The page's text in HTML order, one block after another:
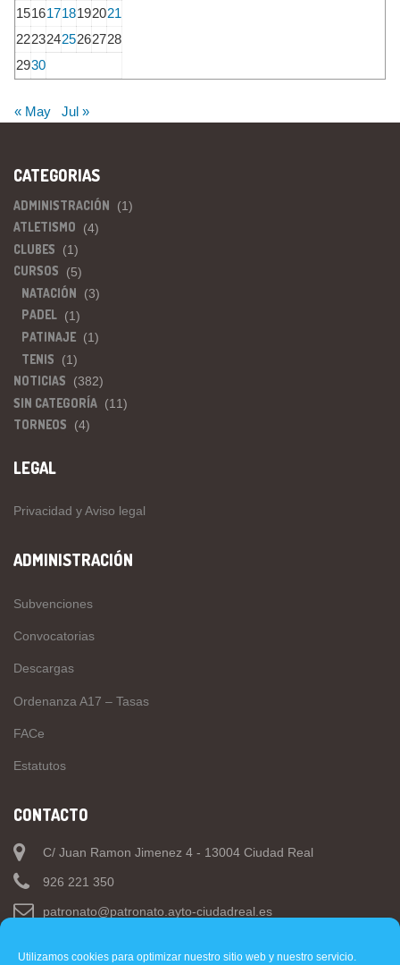
Utilizamos cookies para optimizar nuestro sitio web y nuestro servicio.
15161718192021
22232425262728
2930
« May Jul »
CATEGORIAS
ADMINISTRACIÓN (1)
ATLETISMO (4)
CLUBES (1)
CURSOS (5)
NATACIÓN (3)
PADEL (1)
PATINAJE (1)
TENIS (1)
NOTICIAS (382)
SIN CATEGORÍA (11)
TORNEOS (4)
LEGAL
Privacidad y Aviso legal
ADMINISTRACIÓN
Subvenciones
Convocatorias
Descargas
Ordenanza A17 – Tasas
FACe
Estatutos
CONTACTO
C/ Juan Ramon Jimenez 4 - 13004 Ciudad Real
926 221 350
patronato@patronato.ayto-ciudadreal.es